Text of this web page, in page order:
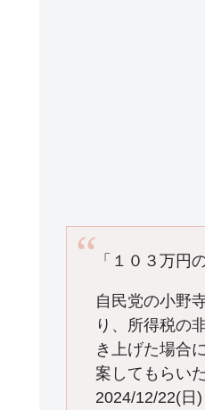
「１０３万円
自民党の小野
り、所得税の
き上げた場合
案してもらい
2024/12/22(日